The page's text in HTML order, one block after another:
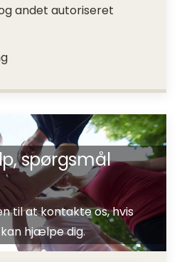
andet autoriseret
spørgsmål
til at kontakte os, hvis
hjælpe dig.